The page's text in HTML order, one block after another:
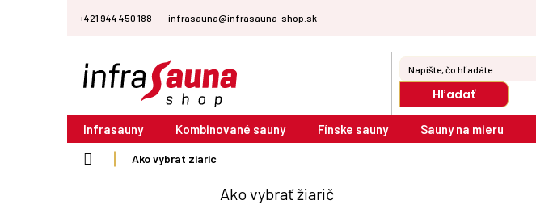
+421 944 450 188 infrasauna@infrasauna-shop.sk
Hľadať
Infrasauny Kombinované sauny Fínske sauny Sauny na mieru
DomovAko vybrat ziaric
Ako vybrať žiarič